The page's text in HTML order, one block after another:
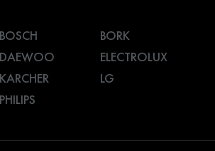
BOSCH
BORK
DAEWOO
ELECTROLUX
KARCHER
LG
PHILIPS